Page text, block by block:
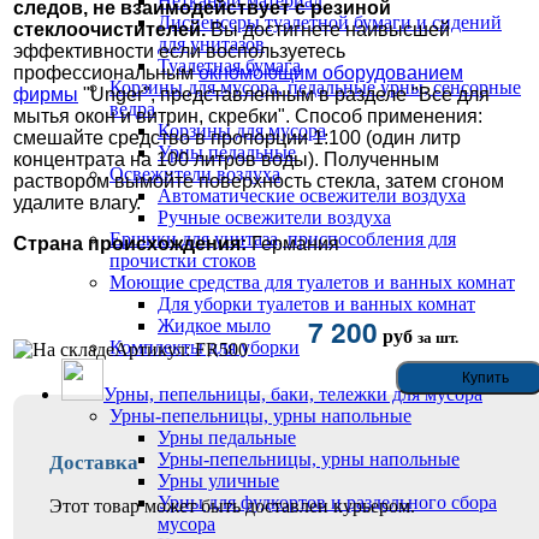
Диспенсеры туалетной бумаги и сидений
для унитазов
Туалетная бумага
Корзины для мусора, педальные урны, сенсорные
ведра
Корзины для мусора
Урны педальные
Освежители воздуха
Автоматические освежители воздуха
Ручные освежители воздуха
Ершики для унитаза, приспособления для
прочистки стоков
Моющие средства для туалетов и ванных комнат
Для уборки туалетов и ванных комнат
Жидкое мыло
Комплекты для уборки
Урны, пепельницы, баки, тележки для мусора
Урны-пепельницы, урны напольные
Урны педальные
Урны-пепельницы, урны напольные
Урны уличные
Урны для фудкортов и раздельного сбора
мусора
следов, не взаимодействует с резиной
стеклоочистителей.Вы достигнете наивысшей
эффективности если воспользуетесь
профессиональнымокномоющим оборудованием
фирмы "Unger", представленным в разделе "Все для
мытья окон и витрин, скребки". Способ применения:
смешайте средство в пропорции 1:100 (один литр
концентрата на 100 литров воды). Полученным
раствором вымойте поверхность стекла, затем сгоном
удалите влагу.
Страна происхождения: Германия
Артикул: FR500 7 200 руб за шт.
Доставка
Этот товар может быть доставлен курьером.